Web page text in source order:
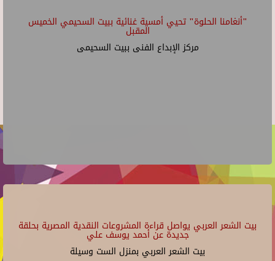
"أنغامنا الحلوة" تحيي أمسية غنائية ببيت السحيمي الخميس
المقبل
مركز الإبداع الفنى ببيت السحيمى
بيت الشعر العربي يواصل قراءة المشروعات النقدية المصرية بحلقة
جديدة عن أحمد يوسف علي
بيت الشعر العربي بمنزل الست وسيلة